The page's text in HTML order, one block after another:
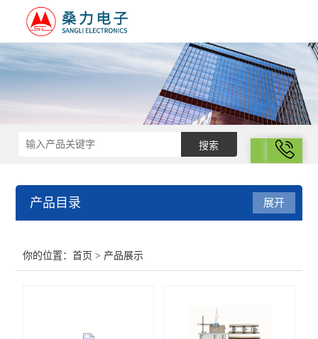
拨号
产品目录 展开
你的位置：首页 > 产品展示